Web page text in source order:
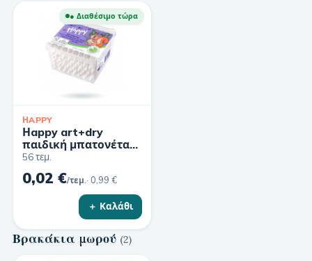
● Διαθέσιμο τώρα
ΗAPPY
Ηappy art+dry
παιδική μπατονέτα
56τμχ
56 τεμ.
0,02 €/τεμ. · 0,99 €
＋ Καλάθι
Βρακάκια μωρού (2)